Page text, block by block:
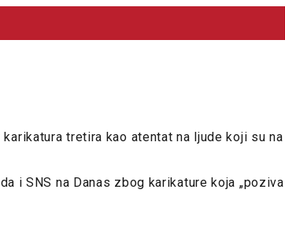
tretira kao atentat na ljude koji su na
i SNS na Danas zbog karikature koja „poziva